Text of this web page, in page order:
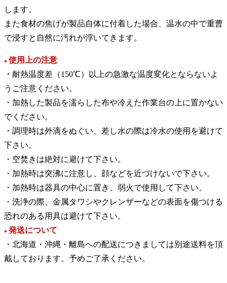
します。
また食材の焦げが製品自体に付着した場合、温水の中で重曹
で浸すと自然に汚れが浮いてきます。
● 使用上の注意
・耐熱温度差（150℃）以上の急激な温度変化とならないよ
うご注意ください。
・加熱した製品を濡らした布や冷えた作業台の上に置かない
でください。
・調理時は外滴をぬぐい、差し水の際は冷水の使用を避けて
下さい。
・空焚きは絶対に避けて下さい。
・加熱時は突沸に注意し、顔などを近づけないで下さい。
・加熱時は器具の中心に置き、弱火で使用して下さい。
・洗浄の際、金属タワシやクレンザーなどの表面を傷つける
恐れのある用具は避けて下さい。
● 発送について
・北海道・沖縄・離島への配送につきましては別途送料を頂
戴しております。予めご了承ください。